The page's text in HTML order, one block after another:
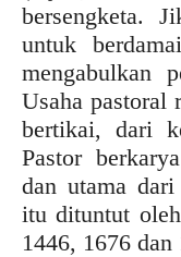
bersengketa.
untuk
mengabulkan
Usaha pastoral
bertikai, dari
Pastor
dan utama
itu dituntut
1446, 1676